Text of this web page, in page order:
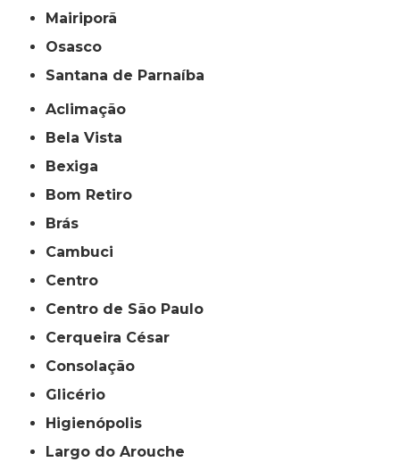
Mairiporã
Osasco
Santana de Parnaíba
Aclimação
Bela Vista
Bexiga
Bom Retiro
Brás
Cambuci
Centro
Centro de São Paulo
Cerqueira César
Consolação
Glicério
Higienópolis
Largo do Arouche